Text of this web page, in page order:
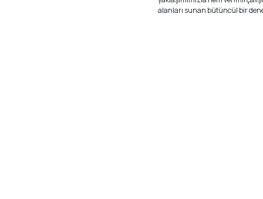
alanları sunan bütüncül bir